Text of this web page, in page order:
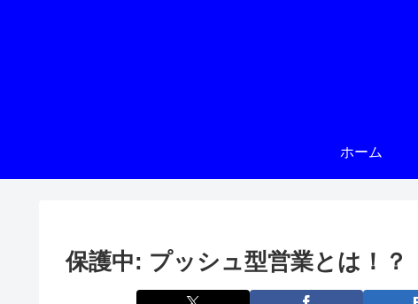
ホーム
保護中: プッシュ型営業とは！？